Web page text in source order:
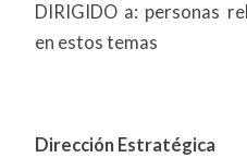
DIRIGIDO a: personas
en estos temas
Dirección Estratégica